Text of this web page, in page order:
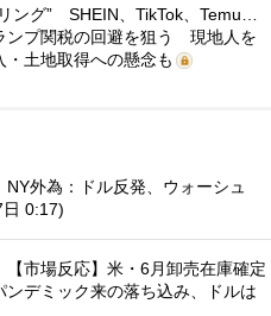
ング” SHEIN、TikTok、Temu…
ンプ関税の回避を狙う 現地人を
土地取得への懸念も
外為：ドル反発、ウォーシュ
0:17)
市場反応】米・6月卸売在庫確定
デミック来の落ち込み、ドルは